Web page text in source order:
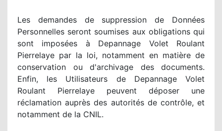
Les demandes de suppression de Données
Personnelles seront soumises aux obligations qui
sont imposées à Depannage Volet Roulant
Pierrelaye par la loi, notamment en matière de
conservation ou d'archivage des documents.
Enfin, les Utilisateurs de Depannage Volet
Roulant Pierrelaye peuvent déposer une
réclamation auprès des autorités de contrôle, et
notamment de la CNIL.